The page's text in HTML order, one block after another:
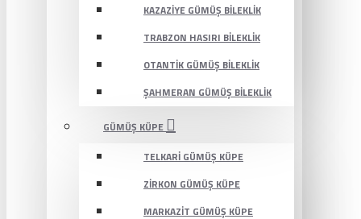
KAZAZIYE GÜMÜŞ BILEKLIK
TRABZON HASIRI BILEKLIK
OTANTIK GÜMÜŞ BILEKLIK
ŞAHMERAN GÜMÜŞ BILEKLIK
GÜMÜŞ KÜPE
TELKARI GÜMÜŞ KÜPE
ZIRKON GÜMÜŞ KÜPE
MARKAZIT GÜMÜŞ KÜPE